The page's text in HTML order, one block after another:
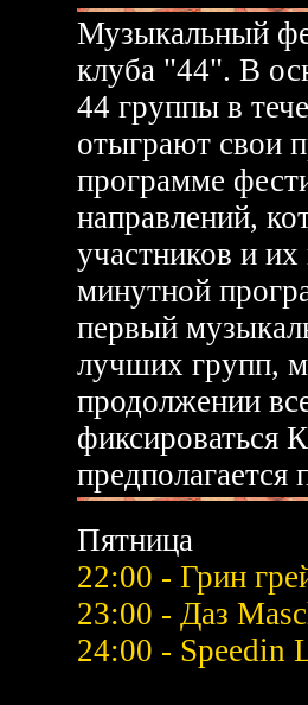
Музыкальный
клуба "44". В
44 группы в
отыграют свои
программе
направлений,
участников и
минутной
первый
лучших групп,
продолжении
фиксироваться
Пятница
22:00 - Грин
23:00 - Даз
24:00 - Speedin